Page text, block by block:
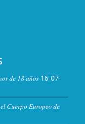
de 18 años 16-07-
Cuerpo Europeo de